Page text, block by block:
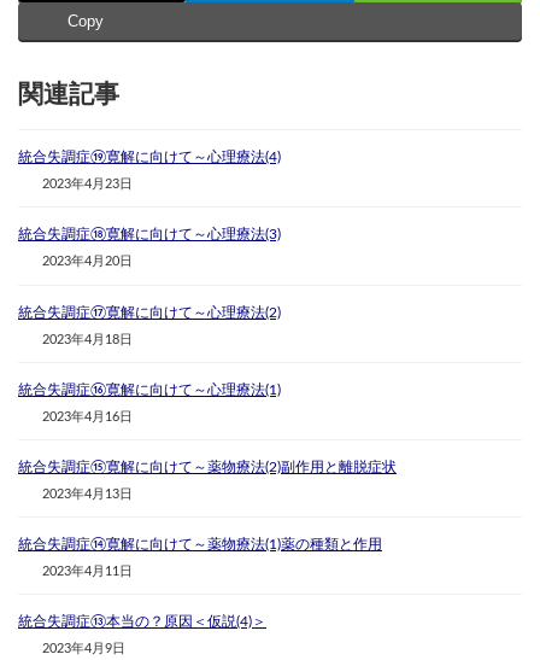
Copy
関連記事
統合失調症⑲寛解に向けて～心理療法(4)
2023年4月23日
統合失調症⑱寛解に向けて～心理療法(3)
2023年4月20日
統合失調症⑰寛解に向けて～心理療法(2)
2023年4月18日
統合失調症⑯寛解に向けて～心理療法(1)
2023年4月16日
統合失調症⑮寛解に向けて～薬物療法(2)副作用と離脱症状
2023年4月13日
統合失調症⑭寛解に向けて～薬物療法(1)薬の種類と作用
2023年4月11日
統合失調症⑬本当の？原因＜仮説(4)＞
2023年4月9日